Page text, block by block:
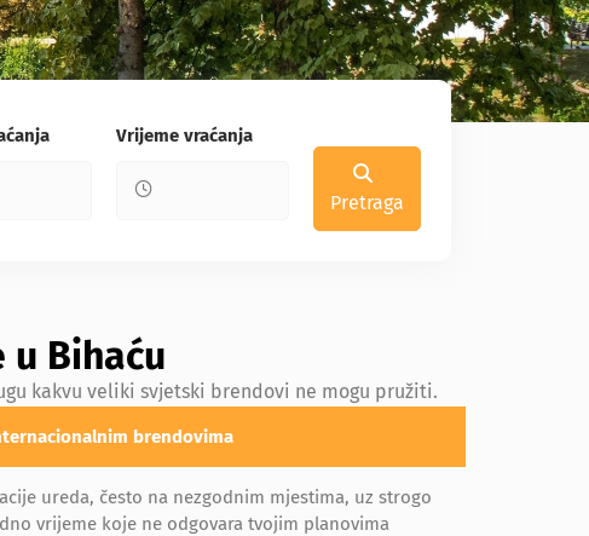
Vrijeme vraćanja
Pretraga
Bihaću
kakvu veliki svjetski brendovi ne mogu pružiti.
brendovima
ureda, često na nezgodnim mjestima, uz strogo
vrijeme koje ne odgovara tvojim planovima